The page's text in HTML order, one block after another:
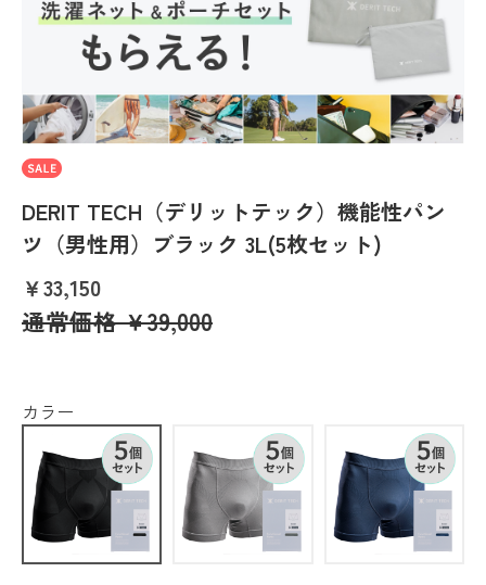
DERIT TECH（デリットテック）機能性パン
ツ（男性用）ブラック 3L(5枚セット)
￥33,150
通常価格￥39,000
カラー